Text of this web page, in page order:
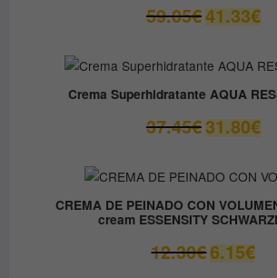
59.05€ El
precio
era:
59.05€.
41.33€El
es:
Crema Superhidratante AQUA
37.45€ El
precio
era:
37.45€.
31.80€El
es:
CREMA DE PEINADO CON
cream ESSENSITY
12.30€El
precio
6.15€El